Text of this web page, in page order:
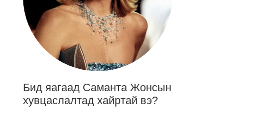
Бид яагаад Саманта Жонсын
хувцаслалтад хайртай вэ?